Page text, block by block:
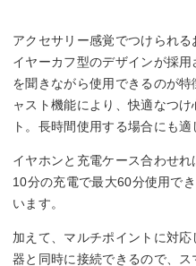
○
防水・防塵性能
IPX4
マイク
○
アクセサリー感覚でつけられる
イヤーカフ型のデザインが採
を聞きながら使用できるのが
ャスト機能により、快適なつ
ト。長時間使用する場合にも適
イヤホンと充電ケース合わせれ
10分の充電で最大60分使用で
います。
加えて、マルチポイントに対
器と同時に接続できるので、